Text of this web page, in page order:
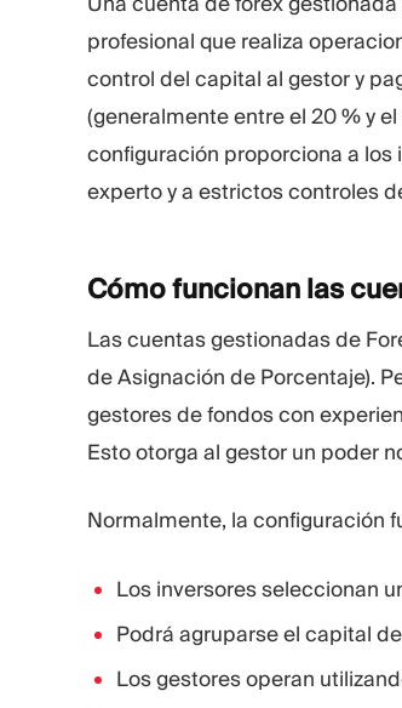
profesional que realiza
control del capital al gestor y
(generalmente entre el 20 % y
configuración proporciona a
experto y a estrictos controles
Cómo funcionan las
Las cuentas gestionadas de
de Asignación de Porcentaje).
gestores de fondos con
Esto otorga al gestor un poder
Normalmente, la configuración
Los inversores seleccionan
Podrá agruparse el capital
Los gestores operan